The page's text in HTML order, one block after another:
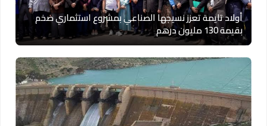
أولاد تايمة تعزز نسيجها الصناعي بمشروع استثماري ضخم
بقيمة 130 مليون درهم